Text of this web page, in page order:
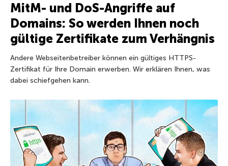
MitM- und DoS-Angriffe auf
Domains: So werden Ihnen noch
gültige Zertifikate zum Verhängnis
Andere Webseitenbetreiber können ein gültiges HTTPS-
Zertifikat für Ihre Domain erwerben. Wir erklären Ihnen, was
dabei schiefgehen kann.